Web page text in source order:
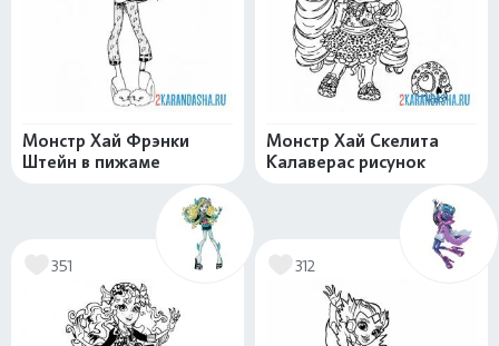
Монстр Хай Фрэнки
Штейн в пижаме
Монстр Хай Скелита
Калаверас рисунок
351 312